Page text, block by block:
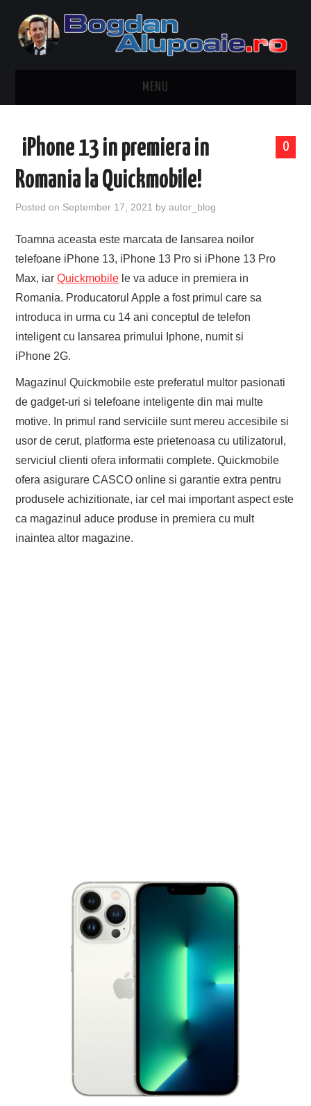
MENU
CONTACT
DESPRE BOGDAN ALUPOAIE
DRESS TO IMPRESS
TRAVEL
EVENIMENTE
BICICLETE
0
iPhone 13 in premiera in
Romania la Quickmobile!
Posted on September 17, 2021 byautor_blog
Toamna aceasta este marcata de lansarea noilor
telefoane iPhone 13, iPhone 13 Pro si iPhone 13 Pro
Max, iarQuickmobile le va aduce in premiera in
Romania. Producatorul Apple a fost primul care sa
introduca in urma cu 14 ani conceptul de telefon
inteligent cu lansarea primului Iphone, numit si
iPhone 2G.
Magazinul Quickmobile este preferatul multor pasionati
de gadget-uri si telefoane inteligente din mai multe
motive. In primul rand serviciile sunt mereu accesibile si
usor de cerut, platforma este prietenoasa cu utilizatorul,
serviciul clienti ofera informatii complete. Quickmobile
ofera asigurare CASCO online si garantie extra pentru
produsele achizitionate, iar cel mai important aspect este
ca magazinul aduce produse in premiera cu mult
inaintea altor magazine.